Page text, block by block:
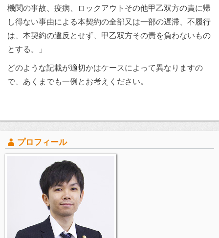
機関の事故、疫病、ロックアウトその他甲乙双方の責に帰
し得ない事由による本契約の全部又は一部の遅滞、不履行
は、本契約の違反とせず、甲乙双方その責を負わないもの
とする。」
どのような記載が適切かはケースによって異なりますの
で、あくまでも一例とお考えください。
プロフィール